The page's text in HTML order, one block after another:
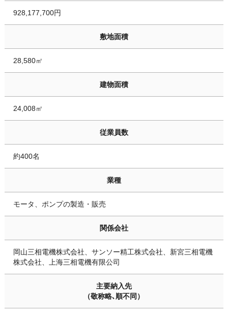
928,177,700円
敷地面積
28,580㎡
建物面積
24,008㎡
従業員数
約400名
業種
モータ、ポンプの製造・販売
関係会社
岡山三相電機株式会社、サンソー精工株式会社、新宮三相電機
株式会社、上海三相電機有限公司
主要納入先
（敬称略､順不同）